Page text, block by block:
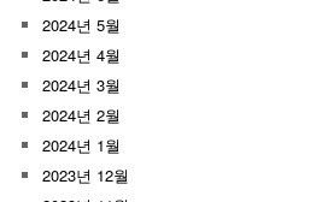
2024년 5월
2024년 4월
2024년 3월
2024년 2월
2024년 1월
2023년 12월